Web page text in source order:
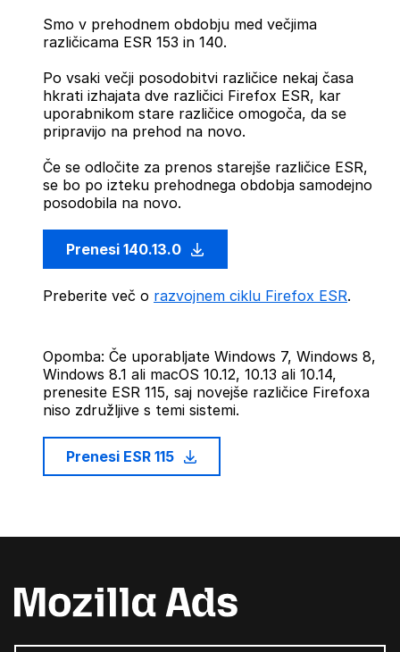
Smo v prehodnem obdobju med večjima
različicama ESR 153 in 140.
Po vsaki večji posodobitvi različice nekaj časa
hkrati izhajata dve različici Firefox ESR, kar
uporabnikom stare različice omogoča, da se
pripravijo na prehod na novo.
Če se odločite za prenos starejše različice ESR,
se bo po izteku prehodnega obdobja samodejno
posodobila na novo.
Prenesi 140.13.0
Preberite več o razvojnem ciklu Firefox ESR.
Opomba: Če uporabljate Windows 7, Windows 8,
Windows 8.1 ali macOS 10.12, 10.13 ali 10.14,
prenesite ESR 115, saj novejše različice Firefoxa
niso združljive s temi sistemi.
Prenesi ESR 115